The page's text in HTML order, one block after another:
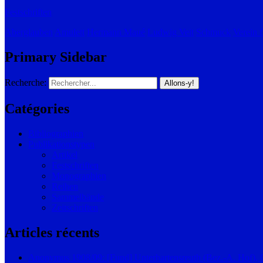
Festschriften
Aberglauben Amulett Hermann Maué Ludwig Veit Schmuck Verein
Primary Sidebar
Recherche:
Catégories
Bibliographien
Publikationstypen
Artikel
Festschriften
Monographien
Reihen
Sammelbände
Zeitschriften
Articles récents
Anonymus 1908/09: [Fund] Unterhartensreuth (Bez.-A. Hof),